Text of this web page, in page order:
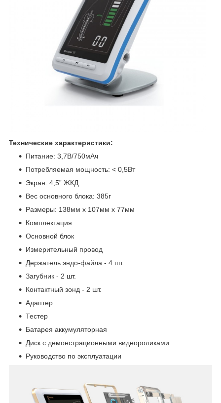
Технические характеристики:
Питание: 3,7В/750мАч
Потребляемая мощность: < 0,5Вт
Экран: 4,5” ЖКД
Вес основного блока: 385г
Размеры: 138мм х 107мм х 77мм
Комплектация
Основной блок
Измерительный провод
Держатель эндо-файла - 4 шт.
Загубник - 2 шт.
Контактный зонд - 2 шт.
Адаптер
Тестер
Батарея аккумуляторная
Диск с демонстрационными видеороликами
Руководство по эксплуатации